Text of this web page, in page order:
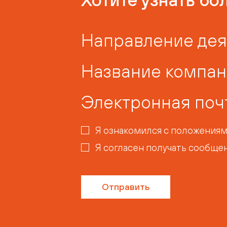
Направление
Название
Электронная
Я ознакомился с
Я согласен получать
Отправить